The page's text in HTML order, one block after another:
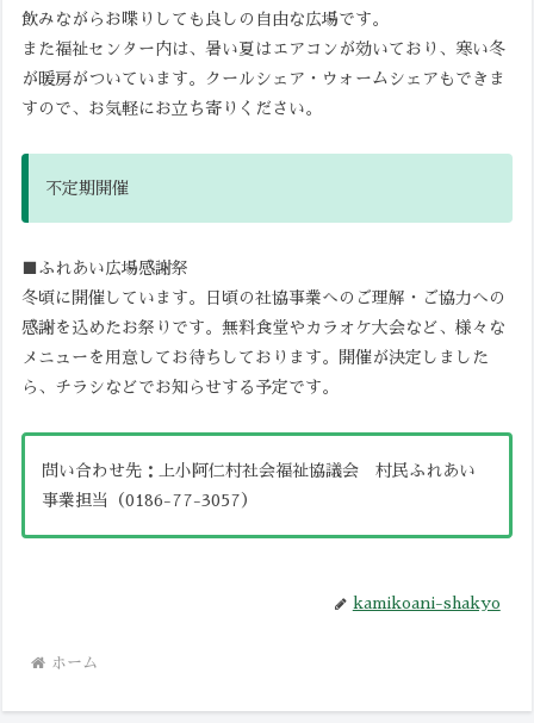
飲みながらお喋りしても良しの自由な広場です。
また福祉センター内は、暑い夏はエアコンが効いており、寒い冬
が暖房がついています。クールシェア・ウォームシェアもできま
すので、お気軽にお立ち寄りください。
不定期開催
■ふれあい広場感謝祭
冬頃に開催しています。日頃の社協事業へのご理解・ご協力への
感謝を込めたお祭りです。無料食堂やカラオケ大会など、様々な
メニューを用意してお待ちしております。開催が決定しました
ら、チラシなどでお知らせする予定です。
問い合わせ先：上小阿仁村社会福祉協議会 村民ふれあい
事業担当（0186-77-3057）
kamikoani-shakyo
ホーム